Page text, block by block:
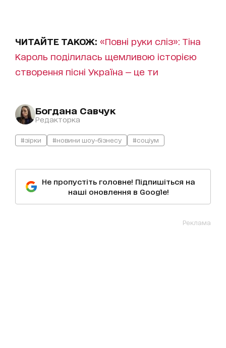
ЧИТАЙТЕ ТАКОЖ: «Повні руки сліз»: Тіна
Кароль поділилась щемливою історією
створення пісні Україна — це ти
Богдана Савчук
Редакторка
#зірки #новини шоу-бізнесу #соціум
Не пропустіть головне! Підпишіться на
наші оновлення в Google!
Реклама